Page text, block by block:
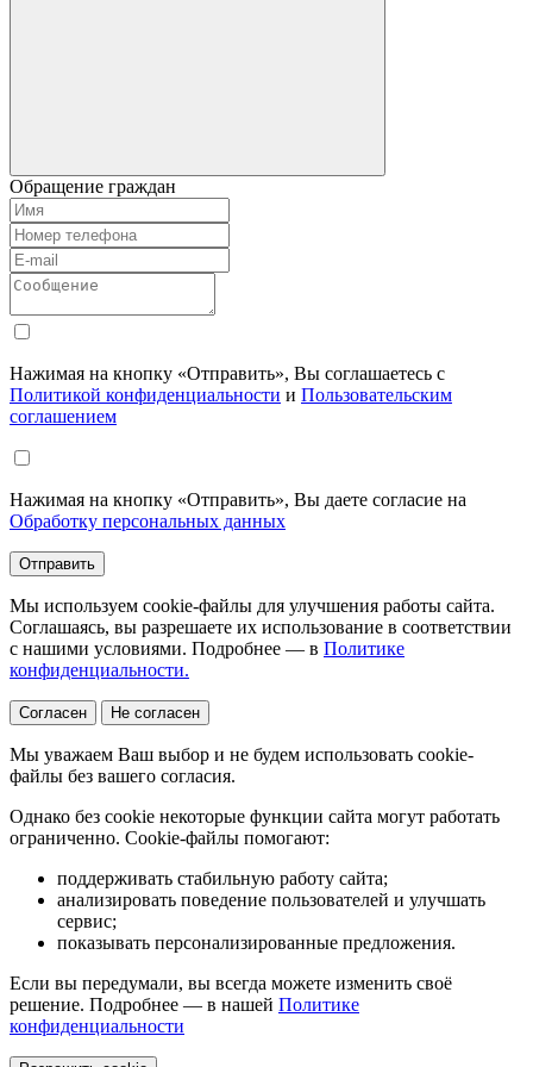
Обращение граждан
Нажимая на кнопку «Отправить», Вы соглашаетесь с
Политикой конфиденциальности и Пользовательским
соглашением
Нажимая на кнопку «Отправить», Вы даете согласие на
Обработку персональных данных
Отправить
Мы используем cookie-файлы для улучшения работы сайта.
Соглашаясь, вы разрешаете их использование в соответствии
с нашими условиями. Подробнее — в Политике
конфиденциальности.
Согласен Не согласен
Мы уважаем Ваш выбор и не будем использовать cookie-
файлы без вашего согласия.
Однако без cookie некоторые функции сайта могут работать
ограниченно. Cookie-файлы помогают:
поддерживать стабильную работу сайта;
анализировать поведение пользователей и улучшать
сервис;
показывать персонализированные предложения.
Если вы передумали, вы всегда можете изменить своё
решение. Подробнее — в нашей Политике
конфиденциальности